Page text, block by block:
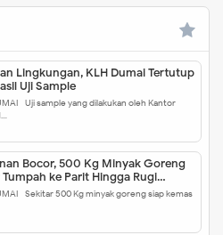
Lingkungan, KLH Dumai Tertutup
Uji Sample
- Uji sample yang dilakukan oleh Kantor
Bocor, 500 Kg Minyak Goreng
Tumpah ke Parit Hingga Rugi
Rupiah
- Sekitar 500 Kg minyak goreng siap kemas